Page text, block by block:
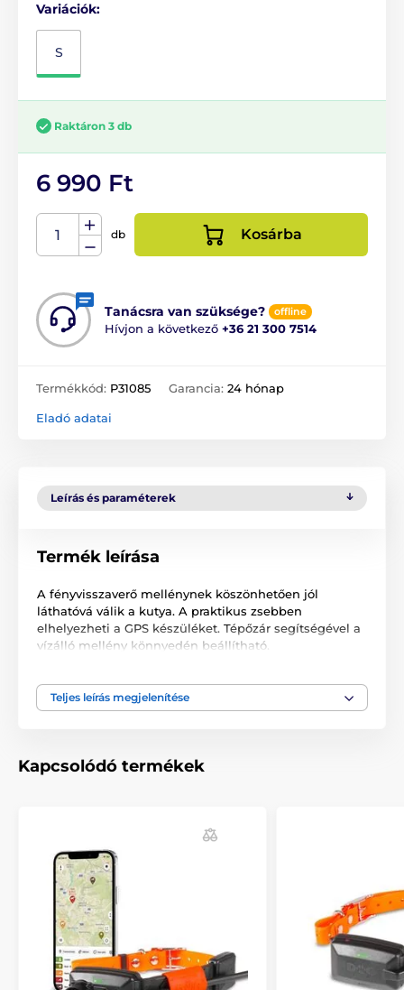
Variációk:
S
Raktáron 3 db
6 990 Ft
db Kosárba
Tanácsra van szüksége? offline
Hívjon a következő +36 21 300 7514
Termékkód: P31085 Garancia: 24 hónap
Eladó adatai
Leírás és paraméterek
Termék leírása
A fényvisszaverő mellénynek köszönhetően jól
láthatóvá válik a kutya. A praktikus zsebben
elhelyezheti a GPS készüléket. Tépőzár segítségével a
vízálló mellény könnyedén beállítható.
Teljes leírás megjelenítése
Kapcsolódó termékek